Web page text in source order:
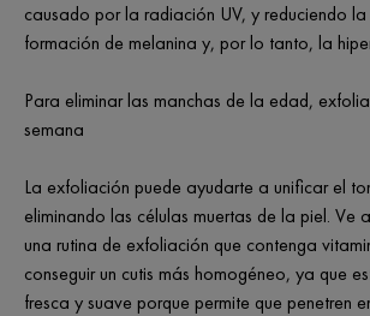
causado por la radiación UV, y reduciendo
formación de melanina y, por lo tanto, la
Para eliminar las manchas de la edad,
semana
La exfoliación puede ayudarte a unificar el
eliminando las células muertas de la piel. Ve
una rutina de exfoliación que contenga
conseguir un cutis más homogéneo, ya que
fresca y suave porque permite que penetren